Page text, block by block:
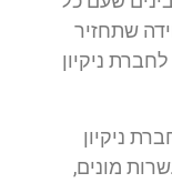
שתחזיר
ניקיון
ניקיון
מונים,